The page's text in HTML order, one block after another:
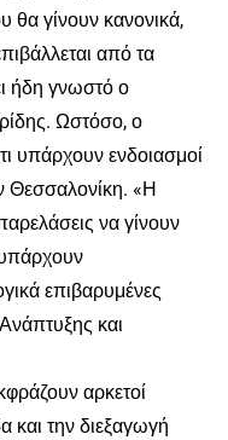
θα γίνουν κανονικά,
από τα
ήδη γνωστό ο
Ωστόσο, ο
υπάρχουν ενδοιασμοί
Θεσσαλονίκη. «Η
να γίνουν
επιβαρυμένες
και
αρκετοί
και την διεξαγωγή